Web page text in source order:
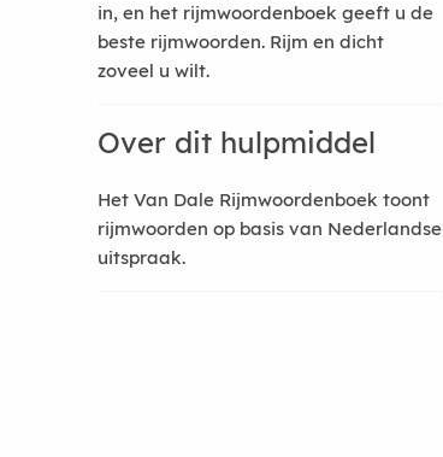
in, en het rijmwoordenboek geeft u de
beste rijmwoorden. Rijm en dicht
zoveel u wilt.
Over dit hulpmiddel
Het Van Dale Rijmwoordenboek toont
rijmwoorden op basis van Nederlandse
uitspraak.